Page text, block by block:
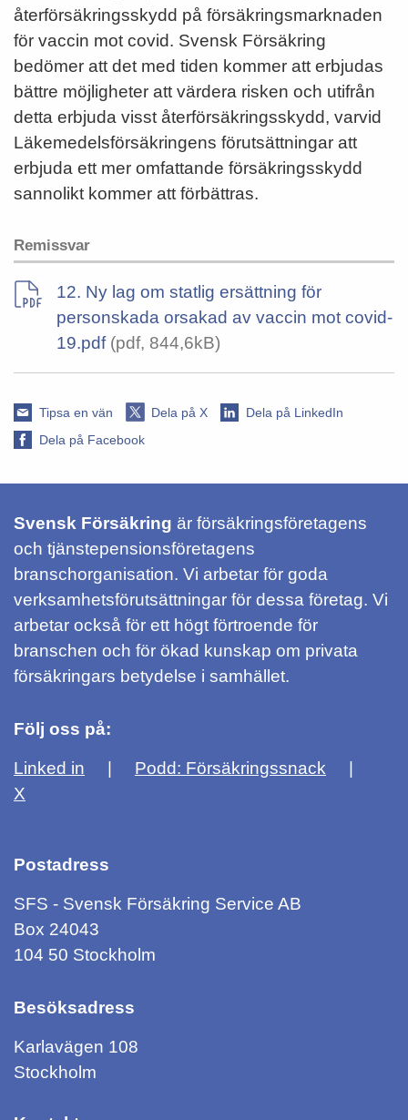
återförsäkringsskydd på försäkringsmarknaden
för vaccin mot covid. Svensk Försäkring
bedömer att det med tiden kommer att erbjudas
bättre möjligheter att värdera risken och utifrån
detta erbjuda visst återförsäkringsskydd, varvid
Läkemedelsförsäkringens förutsättningar att
erbjuda ett mer omfattande försäkringsskydd
sannolikt kommer att förbättras.
Remissvar
12. Ny lag om statlig ersättning för
personskada orsakad av vaccin mot covid-
19.pdf(pdf, 844,6kB)
Tipsa en vän Dela på X
Dela på LinkedIn
Dela på Facebook
Svensk Försäkring är försäkringsföretagens
och tjänstepensionsföretagens
branschorganisation. Vi arbetar för goda
verksamhetsförutsättningar för dessa företag. Vi
arbetar också för ett högt förtroende för
branschen och för ökad kunskap om privata
försäkringars betydelse i samhället.
Följ oss på:
Linked in
Podd: Försäkringssnack
X
Postadress
SFS - Svensk Försäkring Service AB
Box 24043
104 50 Stockholm
Besöksadress
Karlavägen 108
Stockholm